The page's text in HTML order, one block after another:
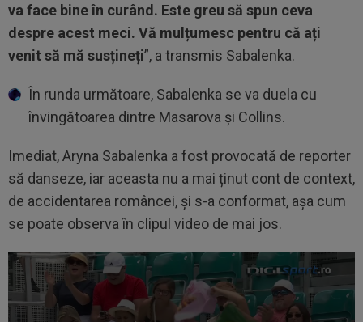
va face bine în curând. Este greu să spun ceva
despre acest meci. Vă mulțumesc pentru că ați
venit să mă susțineți”, a transmis Sabalenka.
În runda următoare, Sabalenka se va duela cu
învingătoarea dintre Masarova și Collins.
Imediat, Aryna Sabalenka a fost provocată de reporter
să danseze, iar aceasta nu a mai ținut cont de context,
de accidentarea româncei, și s-a conformat, așa cum
se poate observa în clipul video de mai jos.